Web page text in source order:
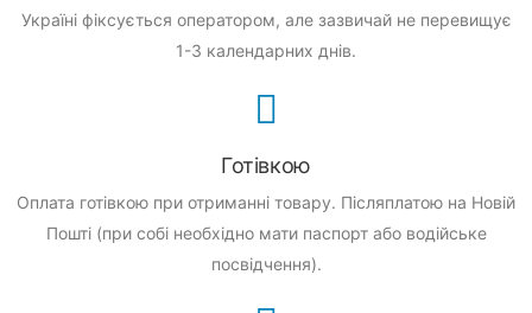
Україні фіксується оператором, але зазвичай не перевищує
1-3 календарних днів.
Готівкою
Оплата готівкою при отриманні товару. Післяплатою на Новій
Пошті (при собі необхідно мати паспорт або водійське
посвідчення).